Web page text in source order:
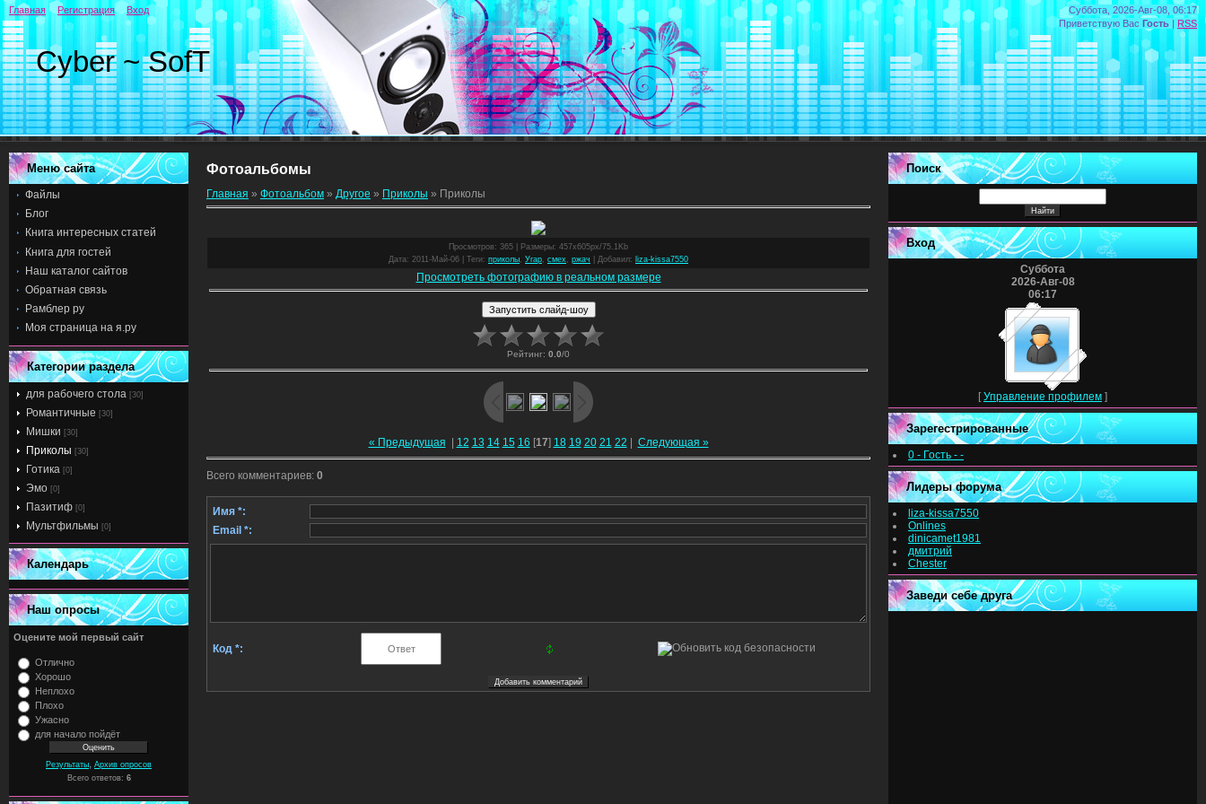
Суббота, 2026-Авг-08, 06:17
Приветствую Вас Гость | RSS
Cyber ~ SofT
Главная Регистрация Вход
Меню сайта
Файлы
Блог
Книга интересных статей
Книга для гостей
Наш каталог сайтов
Обратная связь
Рамблер ру
Моя страница на я.ру
Категории раздела
для рабочего стола [30]
Романтичные [30]
Мишки [30]
Приколы [30]
Готика [0]
Эмо [0]
Пазитиф [0]
Мультфильмы [0]
Календарь
Наш опросы
Оцените мой первый сайт
Отлично
Хорошо
Неплохо
Плохо
Ужасно
для начало пойдёт
Результаты Архив опросов
Всего ответов: 6
Фотоальбомы
Главная » Фотоальбом » Другое » Приколы » Приколы
Просмотров: 365 | Размеры: 457x605px/75.1Kb
Дата: 2011-Май-06 | Теги: приколы Угар смех ржач Добавил: liza-kissa7550
Просмотреть фотографию в реальном размере
Рейтинг: 0.0/0
« Предыдущая | 12 13 14 15 16 [17] 18 19 20 21 22 | Следующая »
Всего комментариев: 0
Имя *:
Email *:
Код *:
Поиск
Вход
Суббота
2026-Авг-08
06:17
[Управление профилем ]
Зарегестрированные
0 - Гость - -
Лидеры форума
liza-kissa7550
Onlines
dinicamet1981
дмитрий
Chester
Заведи себе друга